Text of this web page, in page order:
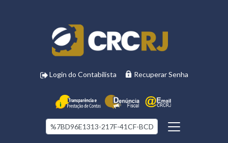
Login do Contabilista Recuperar Senha